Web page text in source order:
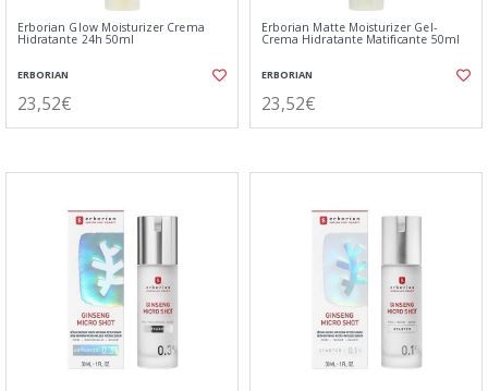
Erborian Glow Moisturizer Crema
Hidratante 24h 50ml
ERBORIAN
23,52€
Erborian Matte Moisturizer Gel-
Crema Hidratante Matificante 50ml
ERBORIAN
23,52€